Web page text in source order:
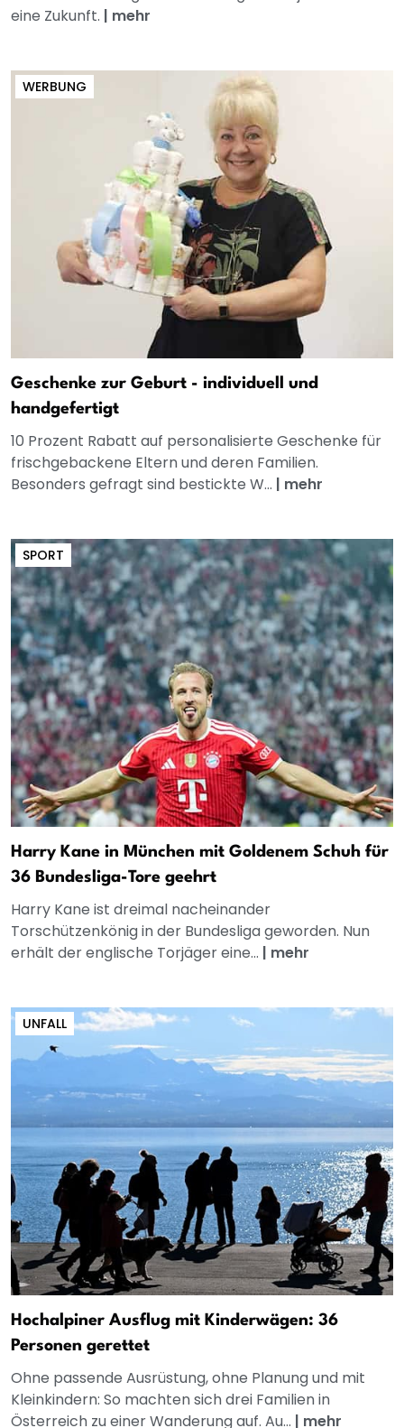
eine Zukunft. | mehr
WERBUNG
Geschenke zur Geburt - individuell und
handgefertigt
10 Prozent Rabatt auf personalisierte Geschenke für
frischgebackene Eltern und deren Familien.
Besonders gefragt sind bestickte W... | mehr
SPORT
Harry Kane in München mit Goldenem Schuh für
36 Bundesliga-Tore geehrt
Harry Kane ist dreimal nacheinander
Torschützenkönig in der Bundesliga geworden. Nun
erhält der englische Torjäger eine... | mehr
UNFALL
Hochalpiner Ausflug mit Kinderwägen: 36
Personen gerettet
Ohne passende Ausrüstung, ohne Planung und mit
Kleinkindern: So machten sich drei Familien in
Österreich zu einer Wanderung auf. Au... | mehr